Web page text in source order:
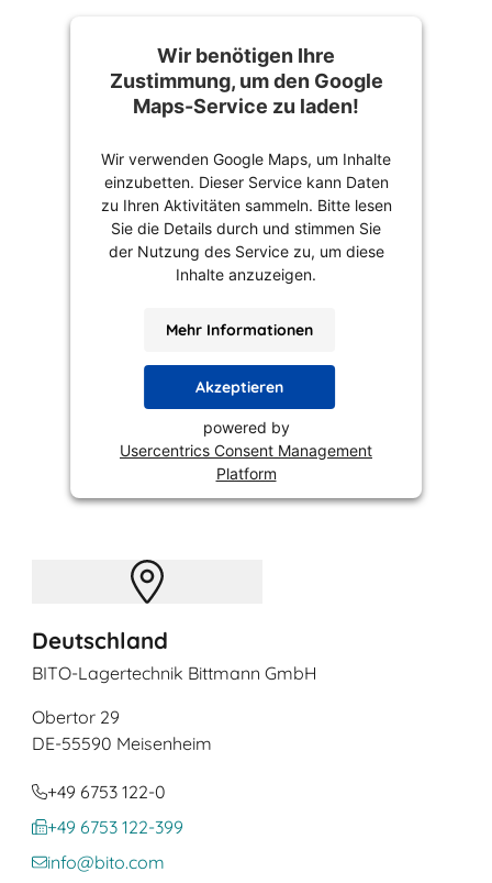
Wir benötigen Ihre
Zustimmung, um den Google
Maps-Service zu laden!
Wir verwenden Google Maps, um Inhalte
einzubetten. Dieser Service kann Daten
zu Ihren Aktivitäten sammeln. Bitte lesen
Sie die Details durch und stimmen Sie
der Nutzung des Service zu, um diese
Inhalte anzuzeigen.
Mehr Informationen
Akzeptieren
powered by
Usercentrics Consent Management
Platform
Deutschland
BITO-Lagertechnik Bittmann GmbH
Obertor 29
DE-55590 Meisenheim
+49 6753 122-0
+49 6753 122-399
info@bito.com